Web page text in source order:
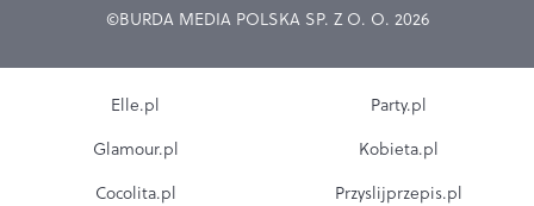
©BURDA MEDIA POLSKA SP. Z O. O. 2026
Elle.pl
Glamour.pl
Cocolita.pl
Party.pl
Kobieta.pl
Przyslijprzepis.pl